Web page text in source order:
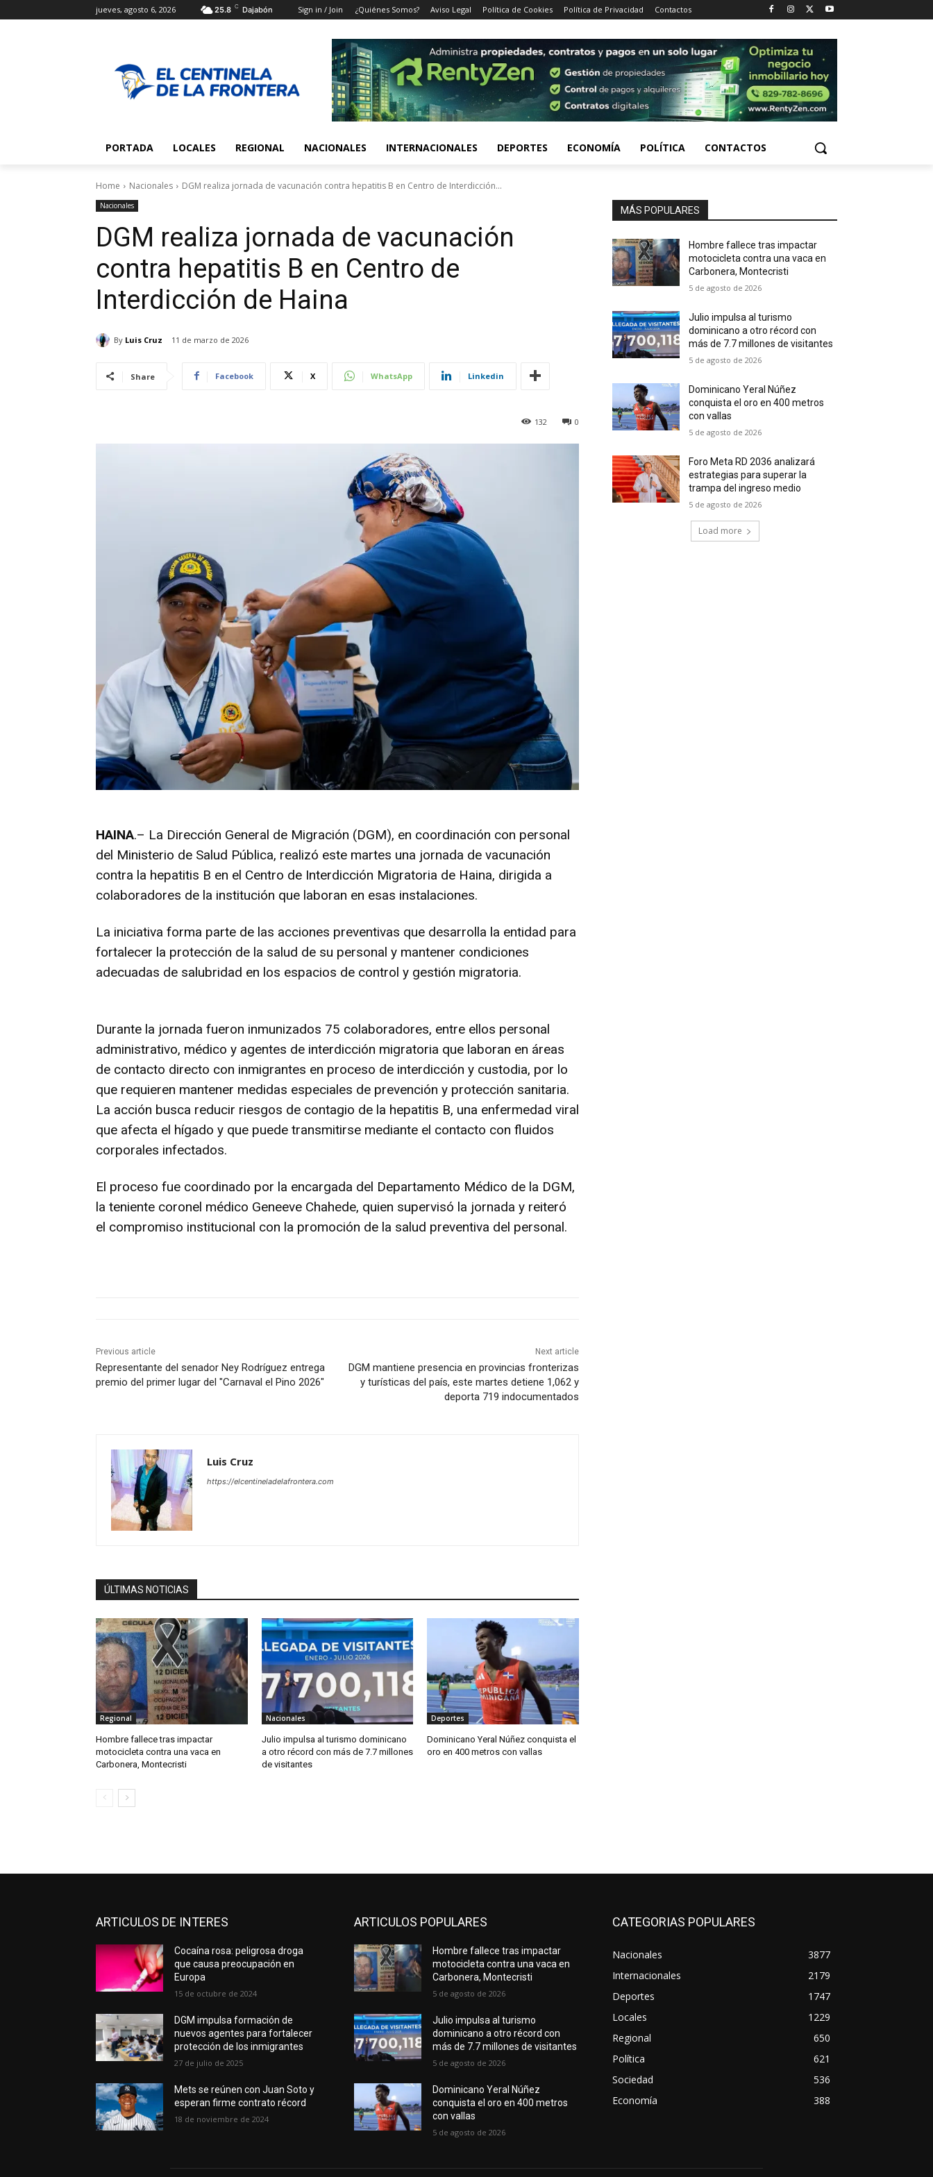
jueves, agosto 6, 2026 25.8 C Dajabón Sign in / Join ¿Quiénes Somos? Aviso Legal Política de Cookies Política de Privacidad Contactos
PORTADA LOCALES REGIONAL NACIONALES INTERNACIONALES DEPORTES ECONOMÍA POLÍTICA CONTACTOS
Home Nacionales DGM realiza jornada de vacunación contra hepatitis B en Centro de Interdicción...
Nacionales
DGM realiza jornada de vacunación
contra hepatitis B en Centro de
Interdicción de Haina
By Luis Cruz 11 de marzo de 2026
Share Facebook X WhatsApp Linkedin
0
132
HAINA.– La Dirección General de Migración (DGM), en coordinación con personal
del Ministerio de Salud Pública, realizó este martes una jornada de vacunación
contra la hepatitis B en el Centro de Interdicción Migratoria de Haina, dirigida a
colaboradores de la institución que laboran en esas instalaciones.
La iniciativa forma parte de las acciones preventivas que desarrolla la entidad para
fortalecer la protección de la salud de su personal y mantener condiciones
adecuadas de salubridad en los espacios de control y gestión migratoria.
Durante la jornada fueron inmunizados 75 colaboradores, entre ellos personal
administrativo, médico y agentes de interdicción migratoria que laboran en áreas
de contacto directo con inmigrantes en proceso de interdicción y custodia, por lo
que requieren mantener medidas especiales de prevención y protección sanitaria.
La acción busca reducir riesgos de contagio de la hepatitis B, una enfermedad viral
que afecta el hígado y que puede transmitirse mediante el contacto con fluidos
corporales infectados.
El proceso fue coordinado por la encargada del Departamento Médico de la DGM,
la teniente coronel médico Geneeve Chahede, quien supervisó la jornada y reiteró
el compromiso institucional con la promoción de la salud preventiva del personal.
Previous article
Representante del senador Ney Rodríguez entrega
premio del primer lugar del "Carnaval el Pino 2026″
Next article
DGM mantiene presencia en provincias fronterizas
y turísticas del país, este martes detiene 1,062 y
deporta 719 indocumentados
Luis Cruz
https://elcentineladelafrontera.com
ÚLTIMAS NOTICIAS
Regional
Hombre fallece tras impactar
motocicleta contra una vaca en
Carbonera, Montecristi
Nacionales
Julio impulsa al turismo dominicano
a otro récord con más de 7.7 millones
de visitantes
Deportes
Dominicano Yeral Núñez conquista el
oro en 400 metros con vallas
MÁS POPULARES
Hombre fallece tras impactar
motocicleta contra una vaca en
Carbonera, Montecristi
5 de agosto de 2026
Julio impulsa al turismo
dominicano a otro récord con
más de 7.7 millones de visitantes
5 de agosto de 2026
Dominicano Yeral Núñez
conquista el oro en 400 metros
con vallas
5 de agosto de 2026
Foro Meta RD 2036 analizará
estrategias para superar la
trampa del ingreso medio
5 de agosto de 2026
Load more
ARTICULOS DE INTERES
Cocaína rosa: peligrosa droga
que causa preocupación en
Europa
15 de octubre de 2024
DGM impulsa formación de
nuevos agentes para fortalecer
protección de los inmigrantes
27 de julio de 2025
Mets se reúnen con Juan Soto y
esperan firme contrato récord
18 de noviembre de 2024
ARTICULOS POPULARES
Hombre fallece tras impactar
motocicleta contra una vaca en
Carbonera, Montecristi
5 de agosto de 2026
Julio impulsa al turismo
dominicano a otro récord con
más de 7.7 millones de visitantes
5 de agosto de 2026
Dominicano Yeral Núñez
conquista el oro en 400 metros
con vallas
5 de agosto de 2026
CATEGORIAS POPULARES
Nacionales
3877
Internacionales
2179
Deportes
1747
Locales
1229
Regional
650
Política
621
Sociedad
536
Economía
388